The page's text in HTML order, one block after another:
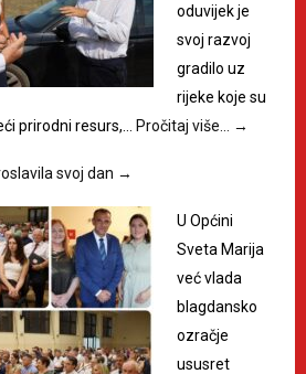
oduvijek je
svoj razvoj
gradilo uz
rijeke koje su
prirodni resurs,…
Pročitaj više… →
svoj dan →
U Općini
Sveta Marija
već vlada
blagdansko
ozračje
ususret